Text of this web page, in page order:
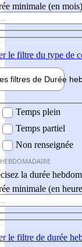
minimale (en mois)
le filtre du type de
filtres de Durée
Temps plein
Temps partiel
Non renseignée
la durée
minimale (en
le filtre de durée